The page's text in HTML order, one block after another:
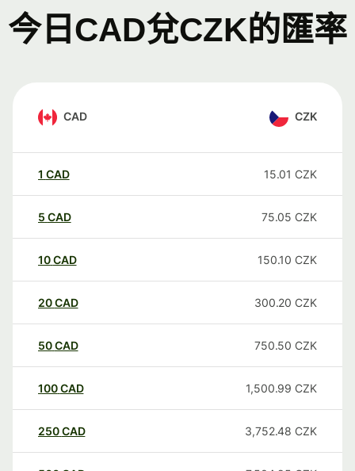
今日CAD兌CZK的匯率
CAD CZK
1 CAD 15.01 CZK
5 CAD 75.05 CZK
10CAD 150.10 CZK
20CAD 300.20 CZK
50CAD 750.50 CZK
100CAD 1,500.99 CZK
250CAD 3,752.48 CZK